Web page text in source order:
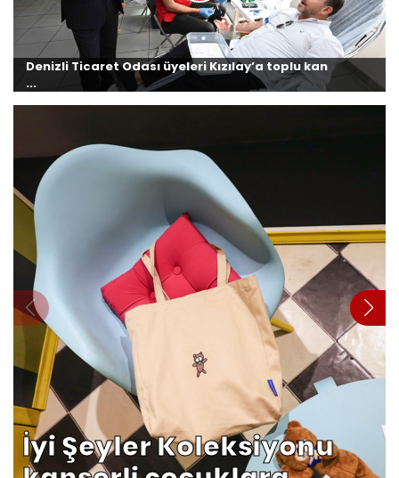
Denizli Ticaret Odası üyeleri Kızılay’a toplu kan
...
İyi Şeyler Koleksiyonu